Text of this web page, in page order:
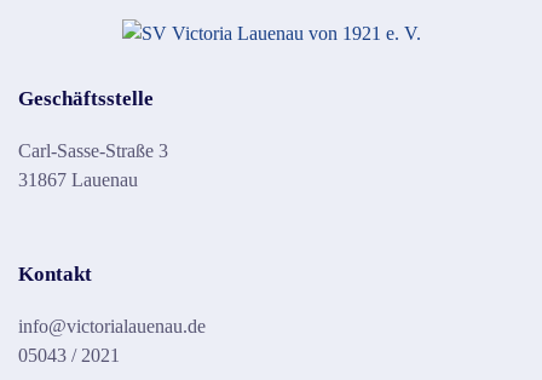
Geschäftsstelle
Carl-Sasse-Straße 3
31867 Lauenau
Kontakt
info@victorialauenau.de
05043 / 2021